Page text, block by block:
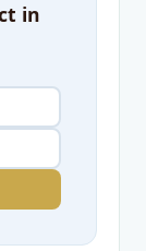
in